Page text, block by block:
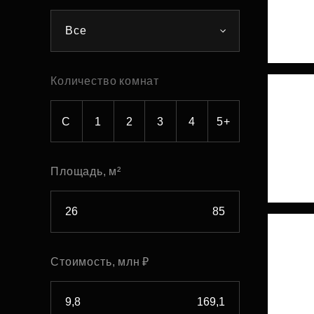
Все
Количество комнат
С 1 2 3 4 5+
Площадь, м²
Стоимость, млн ₽